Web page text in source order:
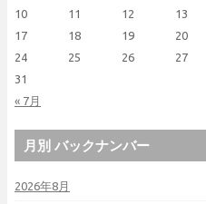
« 7月
10
11 12 13
17
18 19 20
24
25 26 27
31
月別 バックナンバー
2026年8月